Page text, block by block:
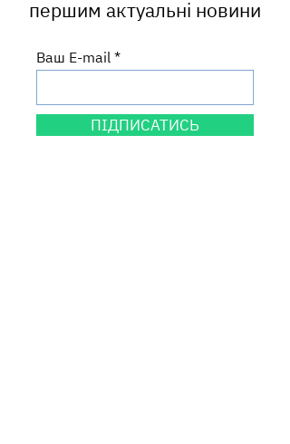
першим актуальні новини
Ваш E-mail
ПІДПИСАТИСЬ